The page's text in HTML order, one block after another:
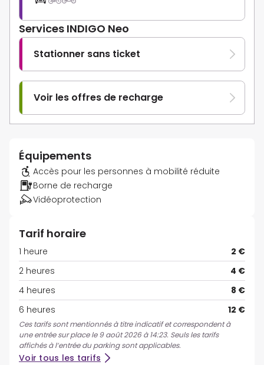
Services INDIGO Neo
Stationner sans ticket
Voir les offres de recharge
Équipements
Accès pour les personnes à mobilité réduite
Borne de recharge
Vidéoprotection
Tarif horaire
1 heure
2 €
2 heures
4 €
4 heures
8 €
6 heures
12 €
Ces tarifs sont mentionnés à titre indicatif et correspondent à
une entrée sur place le 9 août 2026 à 14:23. Seuls les tarifs
affichés à l’entrée du parking sont applicables.
Voir tous les tarifs